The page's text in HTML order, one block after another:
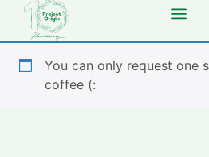
You can only request one
coffee (: